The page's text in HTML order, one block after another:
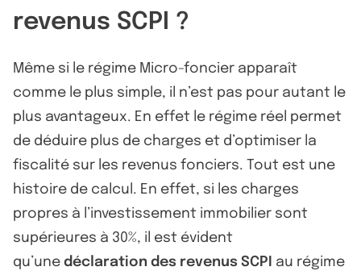
revenus SCPI ?
Même si le régime Micro-foncier apparaît
comme le plus simple, il n’est pas pour autant le
plus avantageux. En effet le régime réel permet
de déduire plus de charges et d’optimiser la
fiscalité sur les revenus fonciers. Tout est une
histoire de calcul. En effet, si les charges
propres à l’investissement immobilier sont
supérieures à 30%, il est évident
qu’une déclaration des revenus SCPI
au régime